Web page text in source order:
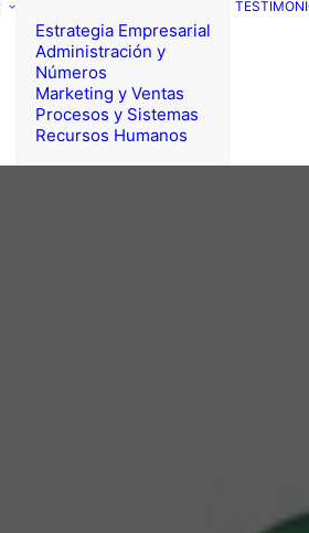
Estrategia Empresarial
Administración y
Números
Marketing y Ventas
Procesos y Sistemas
Recursos Humanos